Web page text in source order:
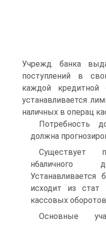
Учрежд. банка
поступлений в
каждой кредитной
устанавливается
наличных в операц
Потребность
должна
Существует
н6аличного
исходит из
кассовых
Основные